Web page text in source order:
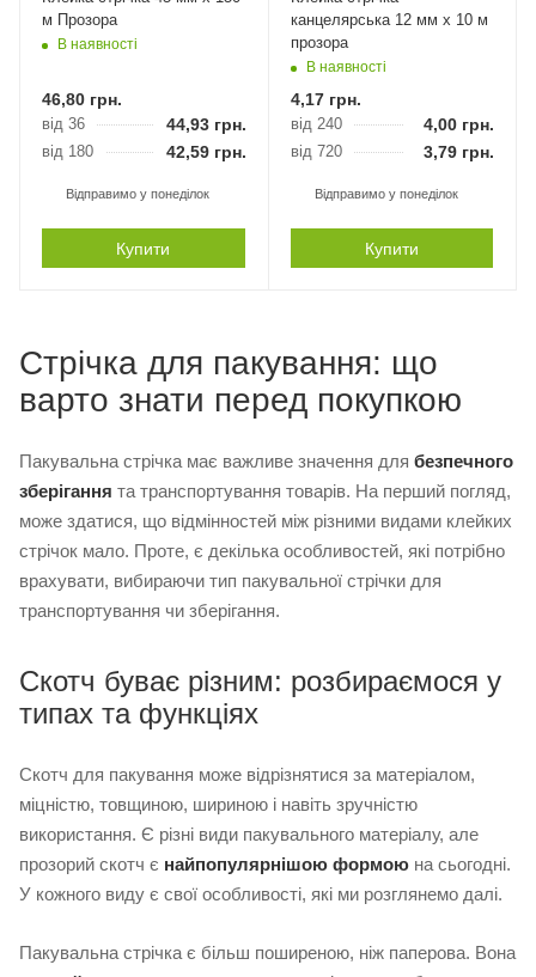
м Прозора
В наявності
46,80 грн.
від 36 44,93 грн.
від 180 42,59 грн.
Відправимо у понеділок
Купити
канцелярська 12 мм х 10 м
прозора
В наявності
4,17грн.
від 240 4,00 грн.
від 720 3,79 грн.
Відправимо у понеділок
Купити
Стрічка для пакування: що
варто знати перед покупкою
Пакувальна стрічка має важливе значення для безпечного
зберігання та транспортування товарів. На перший погляд,
може здатися, що відмінностей між різними видами клейких
стрічок мало. Проте, є декілька особливостей, які потрібно
врахувати, вибираючи тип пакувальної стрічки для
транспортування чи зберігання.
Скотч буває різним: розбираємося у
типах та функціях
Скотч для пакування може відрізнятися за матеріалом,
міцністю, товщиною, шириною і навіть зручністю
використання. Є різні види пакувального матеріалу, але
прозорий скотч є найпопулярнішою формою на сьогодні.
У кожного виду є свої особливості, які ми розглянемо далі.
Пакувальна стрічка є більш поширеною, ніж паперова. Вона